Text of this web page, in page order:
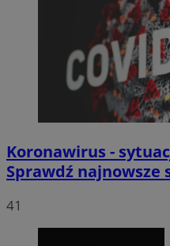
Koronawirus -
Sprawdź najnowsze
41